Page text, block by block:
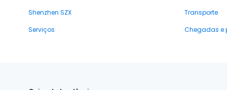
Shenzhen SZX
Transporte
Serviços
Chegadas e